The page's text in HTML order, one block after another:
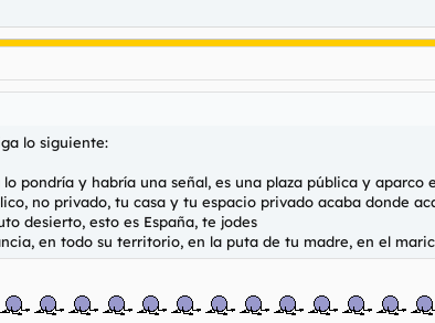
lo siguiente:
pondría y habría una señal, es una plaza pública y aparco
no privado, tu casa y tu espacio privado acaba donde
desierto, esto es España, te jodes
en todo su territorio, en la puta de tu madre, en el